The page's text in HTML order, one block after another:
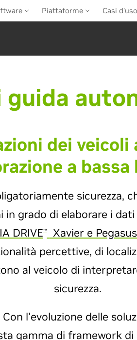
Piattaforme Casi d'uso
guida
dei veicoli
a bassa
sicurezza,
grado di elaborare i
DRIVE™ Xavier e Pegasus
percettive, di
al veicolo di
sicurezza.
l'evoluzione delle
gamma di framework